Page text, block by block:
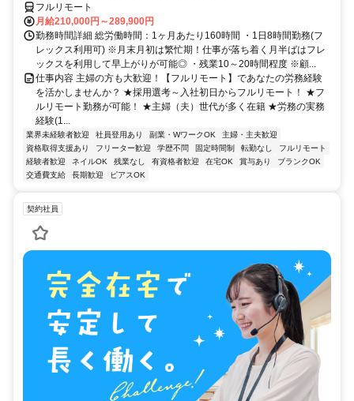
フルリモート
月給210,000円～289,900円
勤務時間詳細 総労働時間：1ヶ月あたり160時間 ・1日8時間勤務(フ
レックス利用可) ※月末月初は繁忙期！仕事が落ち着く月半ばはフレ
ックスを利用して早上がりが可能◎ ・残業10～20時間程度 ※顧...
仕事内容 主婦の方も大歓迎！【フルリモート】であなたの労務経験
を活かしませんか？ ★採用選考～入社初日からフルリモート！ ★フ
ルリモート勤務が可能！ ★主婦（夫）世代が多く在籍 ★労務の実務
経験(1...
業界未経験者歓迎 社員登用あり 副業・WワークOK
主婦・主夫歓迎
資格取得支援あり
フリーター歓迎 学歴不問 固定時間制 転勤なし
フルリモート
経験者歓迎
ネイルOK 残業なし 有資格者歓迎 在宅OK 賞与あり
ブランクOK
交通費支給
長期歓迎 ピアスOK
契約社員